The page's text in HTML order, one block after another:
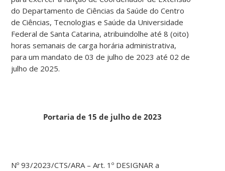
do Departamento de Ciências da Saúde do Centro
de Ciências, Tecnologias e Saúde da Universidade
Federal de Santa Catarina, atribuindolhe até 8 (oito)
horas semanais de carga horária administrativa,
para um mandato de 03 de julho de 2023 até 02 de
julho de 2025.
Portaria de 15 de julho de 2023
Nº 93/2023/CTS/ARA – Art. 1º DESIGNAR a